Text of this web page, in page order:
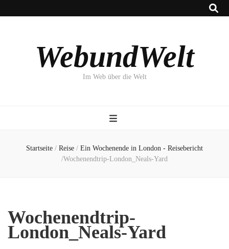
WebundWelt
Im Web über die Welt
Startseite / Reise / Ein Wochenende in London - Reisebericht
/Wochenendtrip-London_Neals-Yard
Wochenendtrip-
London_Neals-Yard